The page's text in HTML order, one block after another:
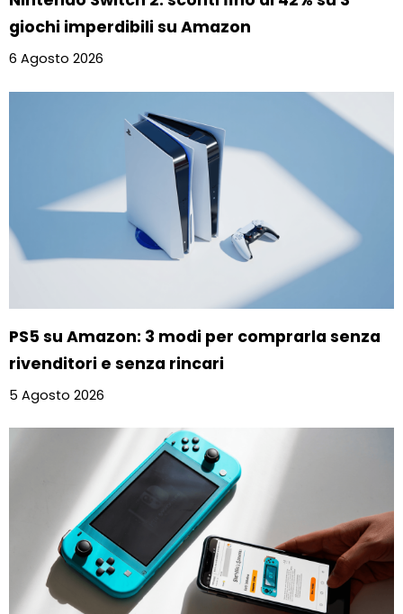
giochi imperdibili su Amazon
6 Agosto 2026
PS5 su Amazon: 3 modi per comprarla senza
rivenditori e senza rincari
5 Agosto 2026